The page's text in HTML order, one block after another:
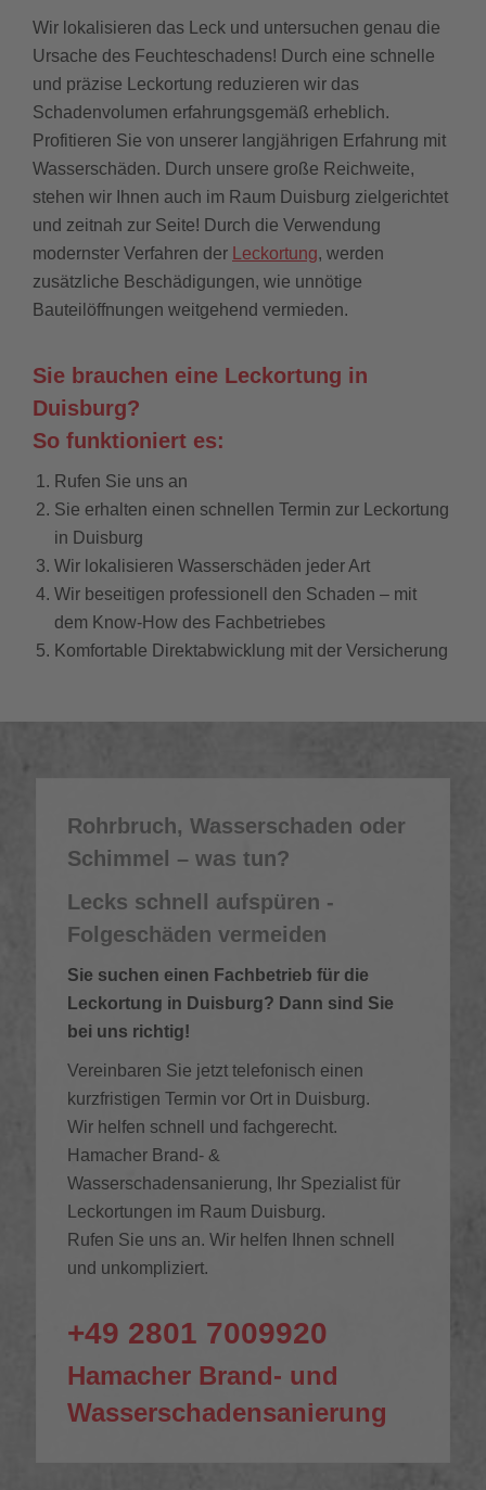
Wir lokalisieren das Leck und untersuchen genau die
Ursache des Feuchteschadens! Durch eine schnelle
und präzise Leckortung reduzieren wir das
Schadenvolumen erfahrungsgemäß erheblich.
Profitieren Sie von unserer langjährigen Erfahrung mit
Wasserschäden. Durch unsere große Reichweite,
stehen wir Ihnen auch im Raum Duisburg zielgerichtet
und zeitnah zur Seite! Durch die Verwendung
modernster Verfahren der
Leckortung, werden
zusätzliche Beschädigungen, wie unnötige
Bauteilöffnungen weitgehend vermieden.
Sie brauchen eine Leckortung in
Duisburg?
So funktioniert es:
Rufen Sie uns an
Sie erhalten einen schnellen Termin zur Leckortung
in Duisburg
Wir lokalisieren Wasserschäden jeder Art
Wir beseitigen professionell den Schaden – mit
dem Know-How des Fachbetriebes
Komfortable Direktabwicklung mit der Versicherung
Rohrbruch, Wasserschaden oder
Schimmel – was tun?
Lecks schnell aufspüren -
Folgeschäden vermeiden
Sie suchen einen Fachbetrieb für die
Leckortung in Duisburg? Dann sind Sie
bei uns richtig!
Vereinbaren Sie jetzt telefonisch einen
kurzfristigen Termin vor Ort in Duisburg.
Wir helfen schnell und fachgerecht.
Hamacher Brand- &
Wasserschadensanierung, Ihr Spezialist für
Leckortungen im Raum Duisburg.
Rufen Sie uns an. Wir helfen Ihnen schnell
und unkompliziert.
+49 2801 7009920
Hamacher Brand- und
Wasserschadensanierung